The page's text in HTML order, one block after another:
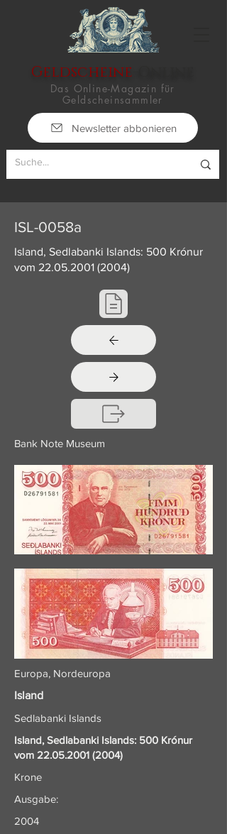
Geldscheine
Das Online-Magazin für
Geldscheinsammler
Newsletter abbonieren
ISL-0058a
Island, Sedlabanki Islands: 500 Krónur
vom 22.05.2001 (2004)
Bank Note Museum
Europa, Nordeuropa
Island
Sedlabanki Islands
Island, Sedlabanki Islands: 500 Krónur
vom 22.05.2001 (2004)
Krone
Ausgabe:
2004